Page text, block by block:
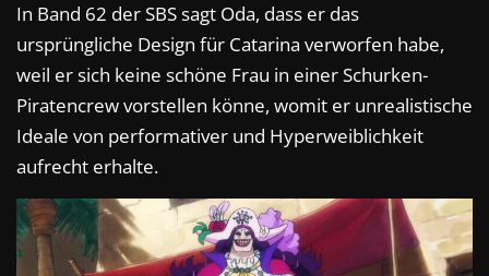
In Band 62 der SBS sagt Oda, dass er das
ursprüngliche Design für Catarina verworfen habe,
weil er sich keine schöne Frau in einer Schurken-
Piratencrew vorstellen könne, womit er unrealistische
Ideale von performativer und Hyperweiblichkeit
aufrecht erhalte.